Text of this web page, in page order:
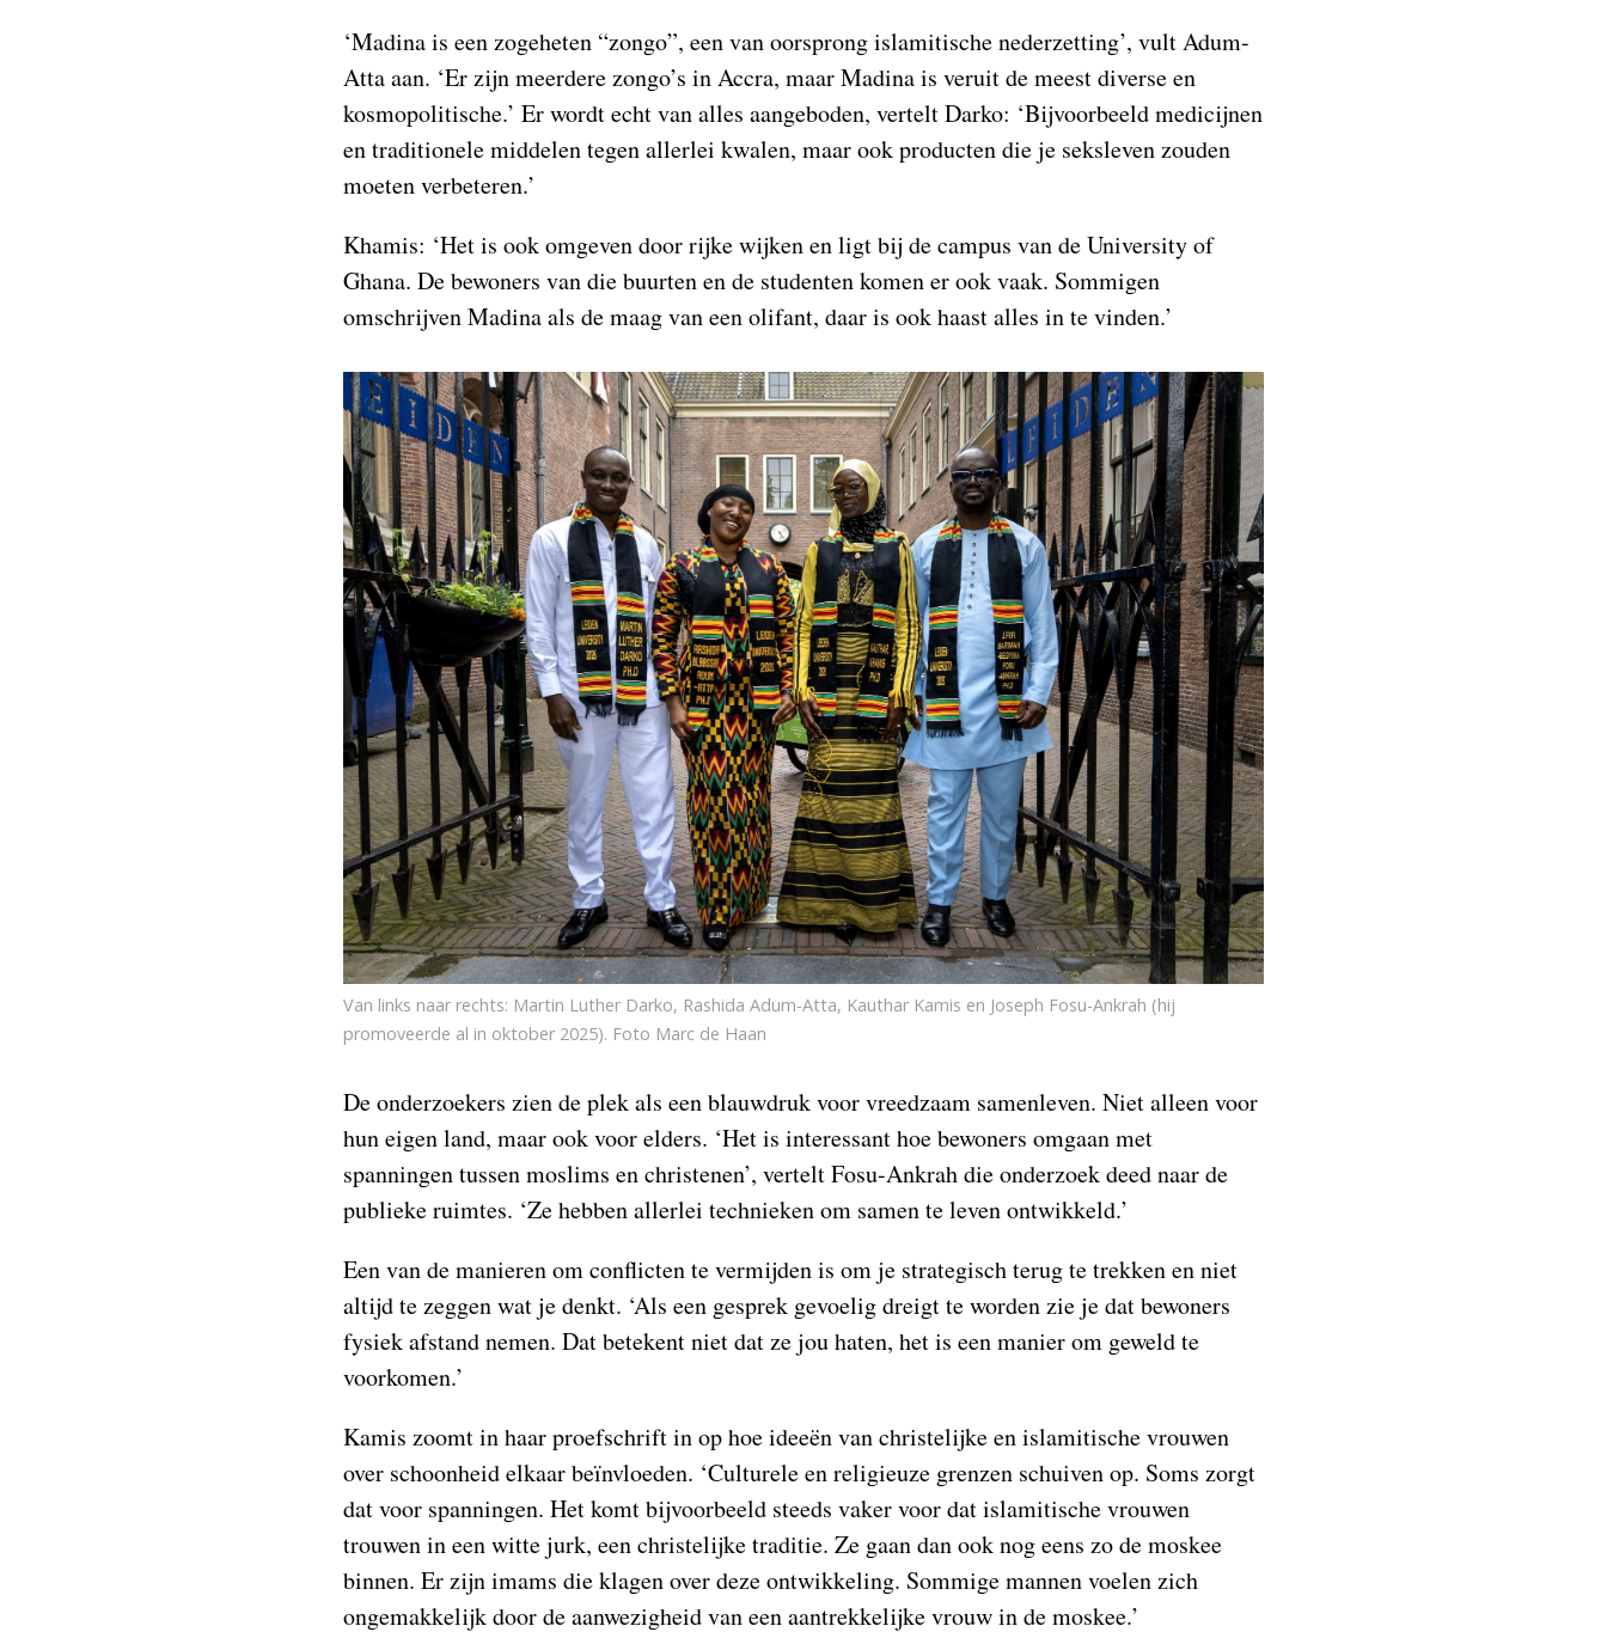
‘Madina is een zogeheten “zongo”, een van oorsprong islamitische nederzetting’, vult Adum-
Atta aan. ‘Er zijn meerdere zongo’s in Accra, maar Madina is veruit de meest diverse en
kosmopolitische.’ Er wordt echt van alles aangeboden, vertelt Darko: ‘Bijvoorbeeld medicijnen
en traditionele middelen tegen allerlei kwalen, maar ook producten die je seksleven zouden
moeten verbeteren.’
Khamis: ‘Het is ook omgeven door rijke wijken en ligt bij de campus van de University of
Ghana. De bewoners van die buurten en de studenten komen er ook vaak. Sommigen
omschrijven Madina als de maag van een olifant, daar is ook haast alles in te vinden.’
Van links naar rechts: Martin Luther Darko, Rashida Adum-Atta, Kauthar Kamis en Joseph Fosu-Ankrah (hij
promoveerde al in oktober 2025). Foto Marc de Haan
De onderzoekers zien de plek als een blauwdruk voor vreedzaam samenleven. Niet alleen voor
hun eigen land, maar ook voor elders. ‘Het is interessant hoe bewoners omgaan met
spanningen tussen moslims en christenen’, vertelt Fosu-Ankrah die onderzoek deed naar de
publieke ruimtes. ‘Ze hebben allerlei technieken om samen te leven ontwikkeld.’
Een van de manieren om conflicten te vermijden is om je strategisch terug te trekken en niet
altijd te zeggen wat je denkt. ‘Als een gesprek gevoelig dreigt te worden zie je dat bewoners
fysiek afstand nemen. Dat betekent niet dat ze jou haten, het is een manier om geweld te
voorkomen.’
Kamis zoomt in haar proefschrift in op hoe ideeën van christelijke en islamitische vrouwen
over schoonheid elkaar beïnvloeden. ‘Culturele en religieuze grenzen schuiven op. Soms zorgt
dat voor spanningen. Het komt bijvoorbeeld steeds vaker voor dat islamitische vrouwen
trouwen in een witte jurk, een christelijke traditie. Ze gaan dan ook nog eens zo de moskee
binnen. Er zijn imams die klagen over deze ontwikkeling. Sommige mannen voelen zich
ongemakkelijk door de aanwezigheid van een aantrekkelijke vrouw in de moskee.’